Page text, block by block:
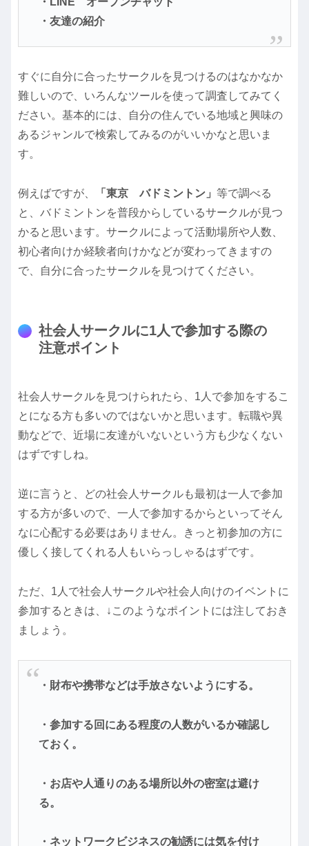
・友達の紹介
すぐに自分に合ったサークルを見つけるのはなかなか
難しいので、いろんなツールを使って調査してみてく
ださい。基本的には、自分の住んでいる地域と興味の
あるジャンルで検索してみるのがいいかなと思いま
す。
例えばですが、 「東京 バドミントン」 等で調べる
と、バドミントンを普段からしているサークルが見つ
かると思います。サークルによって活動場所や人数、
初心者向けか経験者向けかなどが変わってきますの
で、自分に合ったサークルを見つけてください。
社会人サークルに1人で参加する際の
注意ポイント
社会人サークルを見つけられたら、1人で参加をするこ
とになる方も多いのではないかと思います。転職や異
動などで、近場に友達がいないという方も少なくない
はずですしね。
逆に言うと、どの社会人サークルも最初は一人で参加
する方が多いので、一人で参加するからといってそん
なに心配する必要はありません。きっと初参加の方に
優しく接してくれる人もいらっしゃるはずです。
ただ、1人で社会人サークルや社会人向けのイベントに
参加するときは、↓このようなポイントには注しておき
ましょう。
・財布や携帯などは手放さないようにする。
・参加する回にある程度の人数がいるか確認し
ておく。
・お店や人通りのある場所以外の密室は避け
る。
・ネットワークビジネスの勧誘には気を付け